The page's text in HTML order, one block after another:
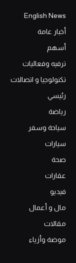
English News
أخبار عامة
أسهم
ترفيه وفعاليات
تكنولوجيا و اتصالات
رئيسي
رياضة
سياحة وسفر
سيارات
صحة
عقارات
فيديو
مال و أعمال
مقالات
موضة وأزياء